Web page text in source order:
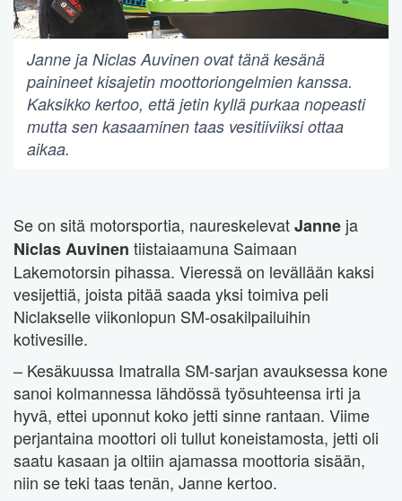
Janne ja Niclas Auvinen ovat tänä kesänä
painineet kisajetin moottoriongelmien kanssa.
Kaksikko kertoo, että jetin kyllä purkaa nopeasti
mutta sen kasaaminen taas vesitiiviiksi ottaa
aikaa.
Se on sitä motorsportia, naureskelevatJanne ja
Niclas Auvinen tiistaiaamuna Saimaan
Lakemotorsin pihassa. Vieressä on levällään kaksi
vesijettiä, joista pitää saada yksi toimiva peli
Niclakselle viikonlopun SM-osakilpailuihin
kotivesille.
– Kesäkuussa Imatralla SM-sarjan avauksessa kone
sanoi kolmannessa lähdössä työsuhteensa irti ja
hyvä, ettei uponnut koko jetti sinne rantaan. Viime
perjantaina moottori oli tullut koneistamosta, jetti oli
saatu kasaan ja oltiin ajamassa moottoria sisään,
niin se teki taas tenän, Janne kertoo.